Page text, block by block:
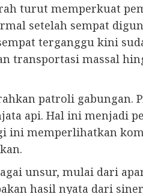
turut memperkuat
setelah sempat
terganggu kini
transportasi massal
patroli
api. Hal ini menjadi
ini memperlihatkan
unsur, mulai dari
hasil nyata dari